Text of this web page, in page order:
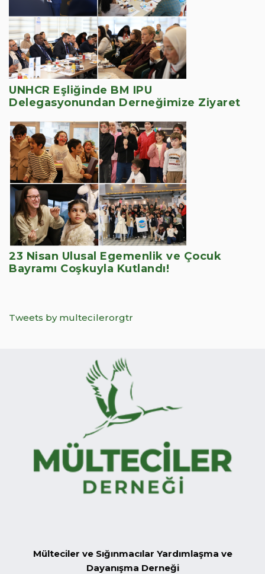
UNHCR Eşliğinde BM IPU
Delegasyonundan Derneğimize Ziyaret
23 Nisan Ulusal Egemenlik ve Çocuk
Bayramı Coşkuyla Kutlandı!
Tweets by multecilerorgtr
Mülteciler ve Sığınmacılar Yardımlaşma ve
Dayanışma Derneği